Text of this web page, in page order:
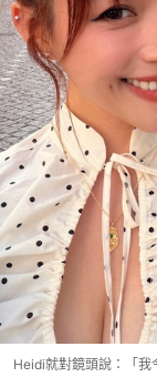
Heidi就對鏡頭說：「我